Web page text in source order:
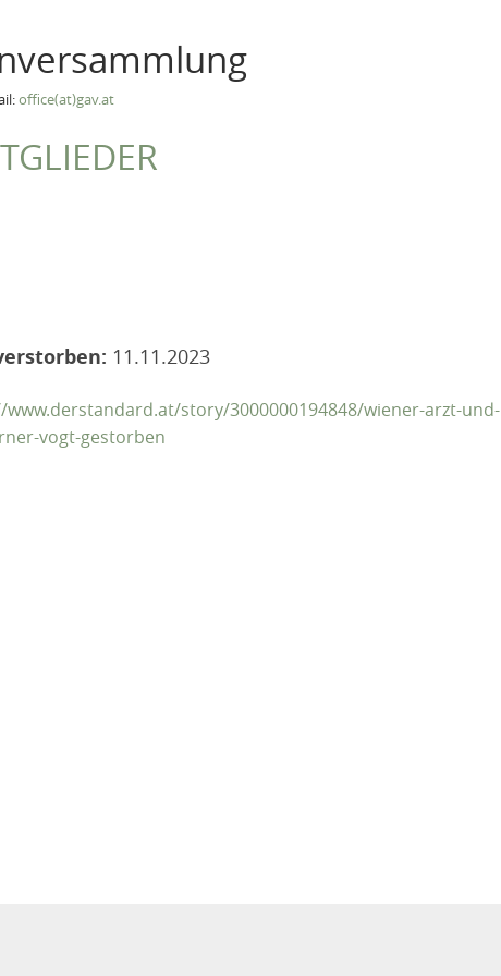
office(at)gav.at
11.11.2023
story/3000000194848/wiener-arzt-und-
vogt-gestorben